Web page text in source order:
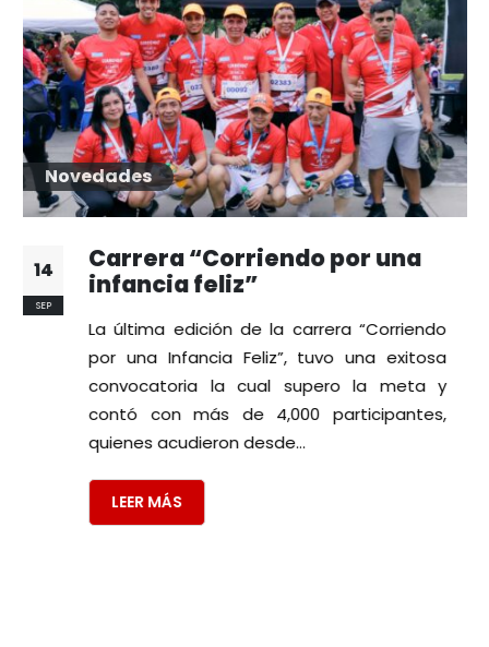
Novedades
14
SEP
Carrera “Corriendo por una
infancia feliz”
La última edición de la carrera “Corriendo
por una Infancia Feliz”, tuvo una exitosa
convocatoria la cual supero la meta y
contó con más de 4,000 participantes,
quienes acudieron desde...
LEER MÁS